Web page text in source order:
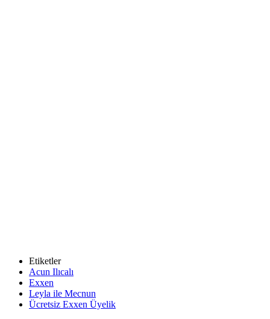
Etiketler
Acun Ilıcalı
Exxen
Leyla ile Mecnun
Ücretsiz Exxen Üyelik